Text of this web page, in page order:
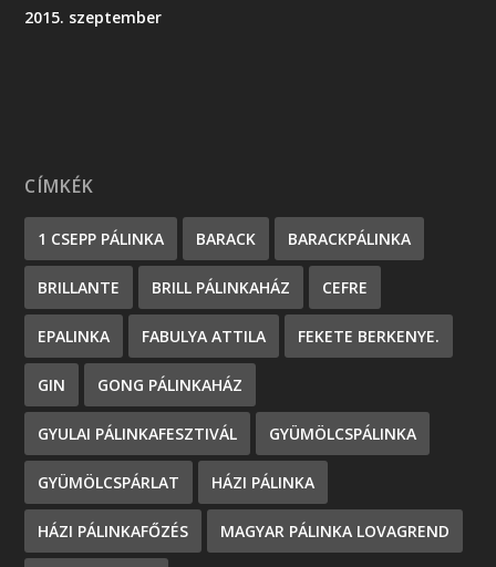
2015. szeptember
CÍMKÉK
1 CSEPP PÁLINKA BARACK BARACKPÁLINKA
BRILLANTE BRILL PÁLINKAHÁZ CEFRE
EPALINKA FABULYA ATTILA FEKETE BERKENYE.
GIN GONG PÁLINKAHÁZ
GYULAI PÁLINKAFESZTIVÁL GYÜMÖLCSPÁLINKA
GYÜMÖLCSPÁRLAT HÁZI PÁLINKA
HÁZI PÁLINKAFŐZÉS MAGYAR PÁLINKA LOVAGREND